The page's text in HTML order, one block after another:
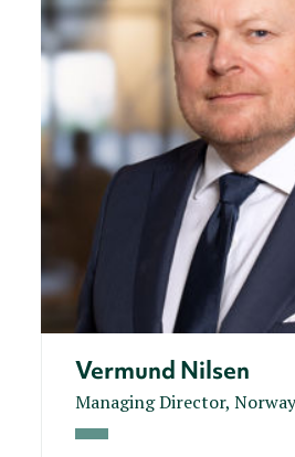
Vermund Nilsen
Managing Director, Norway